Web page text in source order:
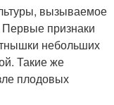
вызываемое
признаки
небольших
Такие же
плодовых